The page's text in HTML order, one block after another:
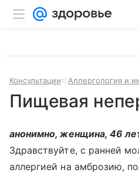
Консультации Аллергология и
Пищевая
анонимно, женщина, 46
Здравствуйте, с ранней
аллергией на амброзию,